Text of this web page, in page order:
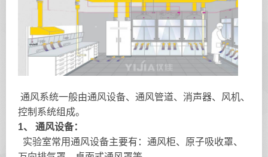
通风系统一般由通风设备、通风管道、消声器、风机、
控制系统组成。
1、 通风设备：
实验室常用通风设备主要有：通风柜、原子吸收罩、